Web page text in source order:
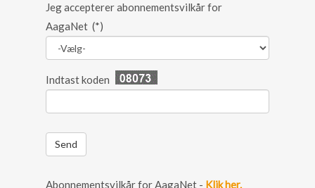
Jeg accepterer abonnementsvilkår for
AagaNet (*)
Indtast koden
Abonnementsvilkår for AagaNet - Klik her.